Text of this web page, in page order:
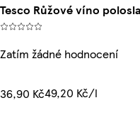
Tesco Růžové víno
Zatím žádné hodnocení
36,90 Kč49,20 Kč/l